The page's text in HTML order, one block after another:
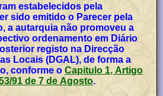
estabelecidos pela
sido emitido o Parecer pela
a autarquia não promoveu a
ordenamento em Diário
registo na Direcção
Locais (DGAL), de forma a
conforme oCapitulo 1, Artigo
91 de 7 de Agosto.